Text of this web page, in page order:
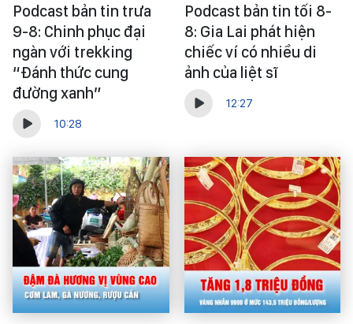
Podcast bản tin trưa
9-8: Chinh phục đại
ngàn với trekking
“Đánh thức cung
đường xanh”
10:28
Podcast bản tin tối 8-
8: Gia Lai phát hiện
chiếc ví có nhiều di
ảnh của liệt sĩ
12:27